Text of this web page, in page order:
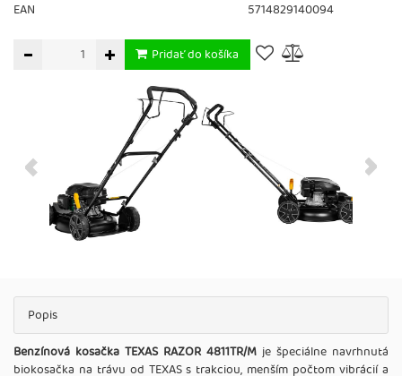
EAN
5714829140094
Pridať do košíka
Popis
Benzínová kosačka TEXAS RAZOR 4811TR/M je špeciálne navrhnutá
biokosačka na trávu od TEXAS s trakciou, menším počtom vibrácií a